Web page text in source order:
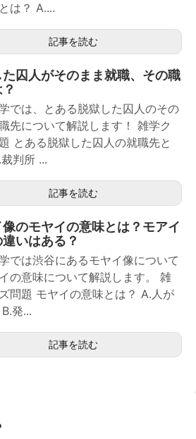
は？ A....
記事を読む
た囚人がそのまま就職、その職
では、とある脱獄した囚人のその
先について解説します！ 雑学ク
とある脱獄した囚人の就職先と
判所 ...
記事を読む
のモヤイの意味とは？モアイ
いはある？
では渋谷にあるモヤイ像について
の意味について解説します。 雑
問題 モヤイの意味とは？ A.人が
発...
記事を読む